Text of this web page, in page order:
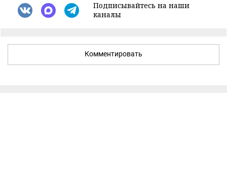
Подписывайтесь на наши
каналы
Комментировать